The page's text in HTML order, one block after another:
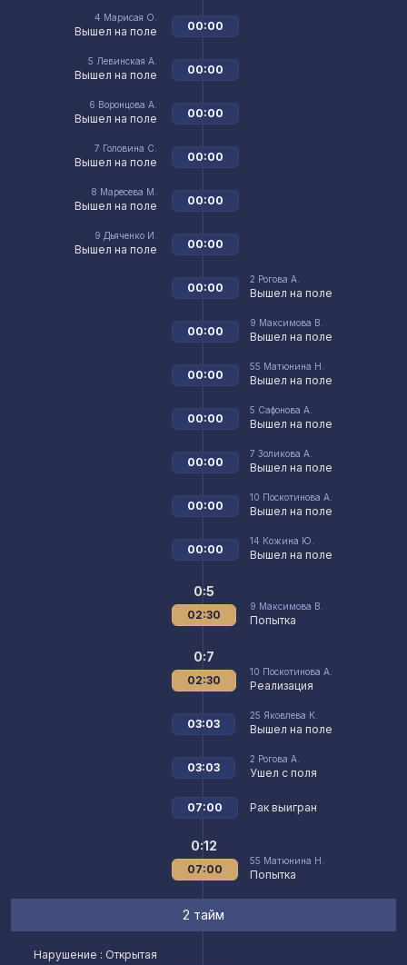
4 Марисая О.
Вышел на поле 00:00
5 Левинская А.
Вышел на поле 00:00
6 Воронцова А.
Вышел на поле 00:00
7 Головина С.
Вышел на поле 00:00
8 Маресева М.
Вышел на поле 00:00
9 Дьяченко И.
Вышел на поле 00:00
2 Рогова А.
Вышел на поле
00:00
9 Максимова В.
Вышел на поле
00:00
55 Матюнина Н.
Вышел на поле
00:00
5 Сафонова А.
Вышел на поле
00:00
7 Золикова А.
Вышел на поле
00:00
10 Поскотинова А.
Вышел на поле
00:00
14 Кожина Ю.
Вышел на поле
00:00
9 Максимова В.
Попытка
0:5
02:30
10 Поскотинова А.
Реализация
0:7
02:30
25 Яковлева К.
Вышел на поле
03:03
2 Рогова А.
Ушел с поля
03:03
Рак выигран
07:00
55 Матюнина Н.
Попытка
0:12
07:00
2 тайм
Нарушение : Открытая